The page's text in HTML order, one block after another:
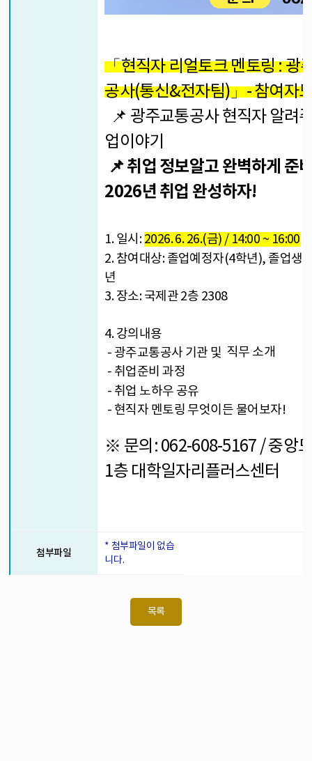
「현직자 리얼토크 멘토링 : 광
공사(통신&전자팀)」- 참여자
📌 광주교통공사 현직자 알려
업이야기
📌 취업 정보알고 완벽하게 준
2026년 취업 완성하자!
1. 일시:2026. 6. 26.(금) / 14:00 ~ 16:00
2. 참여대상: 졸업예정자(4학년), 졸업생,
년
3. 장소: 국제관 2층 2308
4. 강의내용
- 광주교통공사 기관 및 직무 소개
- 취업준비 과정
- 취업 노하우 공유
- 현직자 멘토링 무엇이든 물어보자!
※ 문의: 062-608-5167 / 중앙
1층 대학일자리플러스센터
첨부파일
* 첨부파일이 없습
니다.
목록